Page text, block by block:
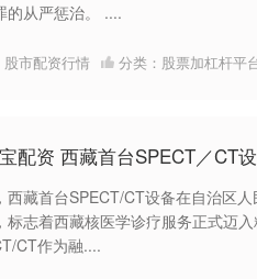
的从严惩治。 ....
股市配资行情 分类： 股票加杠杆平
配资 西藏首台SPECT／CT
西藏首台SPECT/CT设备在自治区
标志着西藏核医学诊疗服务正式迈入
CT作为融....